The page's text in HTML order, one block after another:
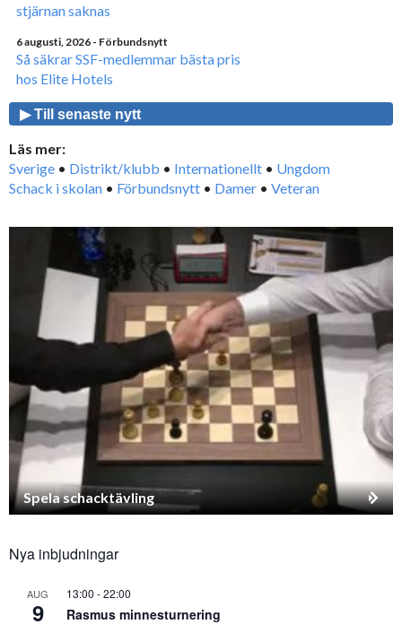
stjärnan saknas
6 augusti, 2026 - Förbundsnytt
Så säkrar SSF-medlemmar bästa pris
hos Elite Hotels
▶ Till senaste nytt
Läs mer:
Sverige • Distrikt/klubb • Internationellt • Ungdom
Schack i skolan • Förbundsnytt • Damer • Veteran
Spela schacktävling
Nya inbjudningar
AUG
9
13:00 -22:00
Rasmus minnesturnering